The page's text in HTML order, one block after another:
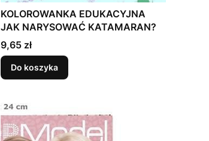
KOLOROWANKA EDUKACYJNA
JAK NARYSOWAĆ KATAMARAN?
Cena
9,65 zł
Do koszyka